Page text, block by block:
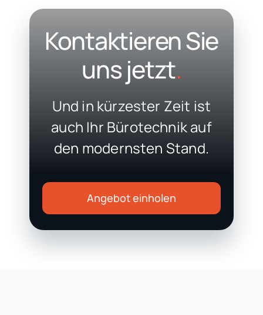
Kontaktieren Sie
uns jetzt.
Und in kürzester Zeit ist
auch Ihr Bürotechnik auf
den modernsten Stand.
Angebot einholen